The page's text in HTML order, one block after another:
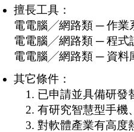
擅長工具：
電電腦╱網路類 ─ 作業
電電腦╱網路類 ─ 程式
電電腦╱網路類 ─ 資料
其它條件：
已申請並具備研發
有研究智慧型手機
對軟體產業有高度